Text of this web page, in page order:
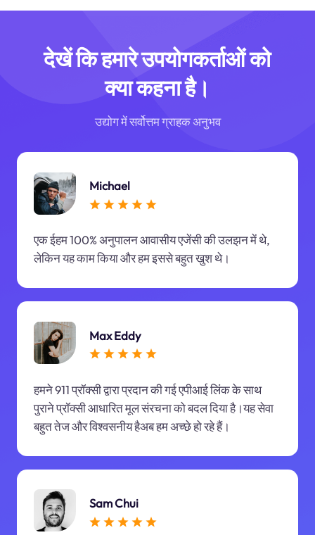
देखें कि हमारे उपयोगकर्ताओं को
क्या कहना है।
उद्योग में सर्वोत्तम ग्राहक अनुभव
Michael
एक ईहम 100% अनुपालन आवासीय एजेंसी की उलझन में थे,
लेकिन यह काम किया और हम इससे बहुत खुश थे।
Max Eddy
हमने 911 प्रॉक्सी द्वारा प्रदान की गई एपीआई लिंक के साथ
पुराने प्रॉक्सी आधारित मूल संरचना को बदल दिया है।यह सेवा
बहुत तेज और विश्वसनीय हैअब हम अच्छे हो रहे हैं।
Sam Chui